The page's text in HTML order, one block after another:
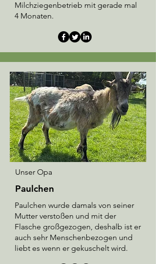
Milchziegenbetrieb mit gerade mal
4 Monaten.
Unser Opa
Paulchen
Paulchen wurde damals von seiner
Mutter verstoßen und mit der
Flasche großgezogen, deshalb ist er
auch sehr Menschenbezogen und
liebt es wenn er gekuschelt wird.